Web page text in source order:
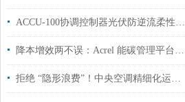
ACCU-100协调控制器光伏防逆流柔性调节控制方案
降本增效两不误：Acrel 能碳管理平台驱动 “绿色工厂” 高质量发展
拒绝 “隐形浪费”！中央空调精细化运营，为企业节能增效